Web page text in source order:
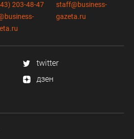
203-48-47
staff@business-
gazeta.ru
twitter
дзен